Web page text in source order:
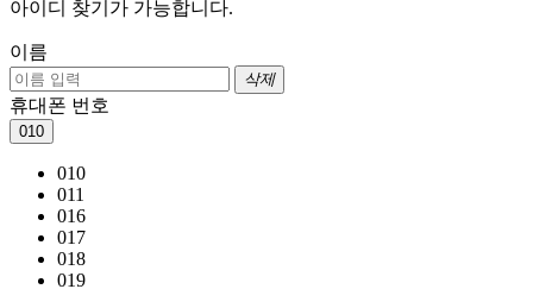
아이디 찾기가 가능합니다.
이름
삭제
휴대폰 번호
010
010
011
016
017
018
019